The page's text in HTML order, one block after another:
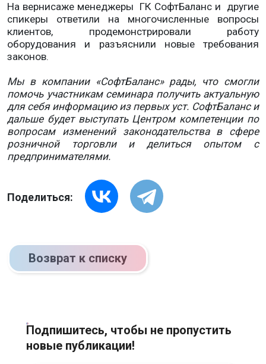
На вернисаже менеджеры ГК СофтБаланс и другие
спикеры ответили на многочисленные вопросы
клиентов, продемонстрировали работу
оборудования и разъяснили новые требования
законов.
Мы в компании «СофтБаланс» рады, что смогли
помочь участникам семинара получить актуальную
для себя информацию из первых уст. СофтБаланс и
дальше будет выступать Центром компетенции по
вопросам изменений законодательства в сфере
розничной торговли и делиться опытом с
предпринимателями.
Поделиться:
Возврат к списку
Подпишитесь, чтобы не пропустить
новые публикации!